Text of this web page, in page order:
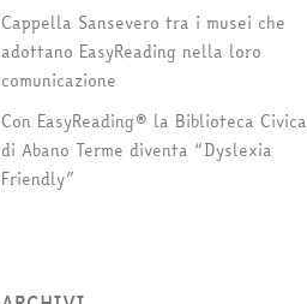
Cappella Sansevero tra i musei che
adottano EasyReading nella loro
comunicazione
Con EasyReading® la Biblioteca Civica
di Abano Terme diventa “Dyslexia
Friendly”